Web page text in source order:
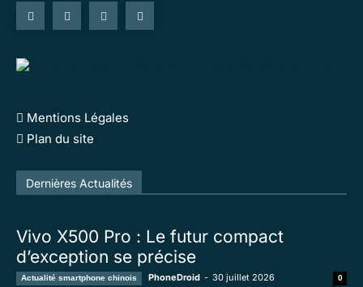
Mentions Légales
Plan du site
Dernières Actualités
Vivo X500 Pro : Le futur compact
d’exception se précise
Actualité smartphone chinois PhoneDroid - 30 juillet 2026 0